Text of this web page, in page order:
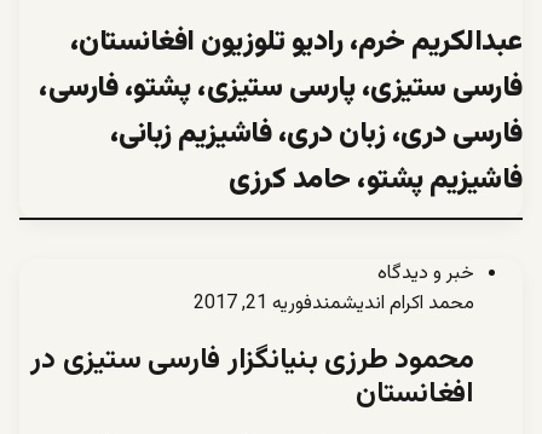
عبدالکریم خرم، رادیو تلوزیون افغانستان،
فارسی ستیزی، پارسی ستیزی، پشتو، فارسی،
فارسی دری، زبان دری، فاشیزیم زبانی،
فاشیزیم پشتو، حامد کرزی
خبر و دیدگاه
محمد اکرام اندیشمندفوریه 21, 2017
محمود طرزی بنیانگزار فارسی ستیزی در
افغانستان